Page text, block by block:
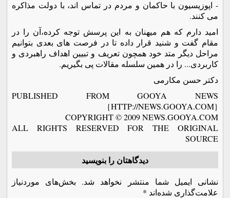
- اپوزيسيون با حاکمان و مردم در تماس اند، با دولت مذاکره
می کنند.
اميد دارم که هم ميهنان به اين پرسش توجه کرده،آن را در
مقام گفت و شنيد قرار داده تا در فرصت های بعدی بتوانيم
مراحل ديگر متد خود همچون تعريف و تبيين اهداف راهبردی و
کاربردی... را در همين سلسله مقالات پی بگيريم.
دکتر حسن مکارمی
PUBLISHED FROM GOOYA NEWS
{HTTP://NEWS.GOOYA.COM}
COPYRIGHT © 2009 NEWS.GOOYA.COM
ALL RIGHTS RESERVED FOR THE ORIGINAL
SOURCE
دیدگاهتان را بنویسید
نشانی ایمیل شما منتشر نخواهد شد.
بخش‌های موردنیاز
علامت‌گذاری شده‌اند *